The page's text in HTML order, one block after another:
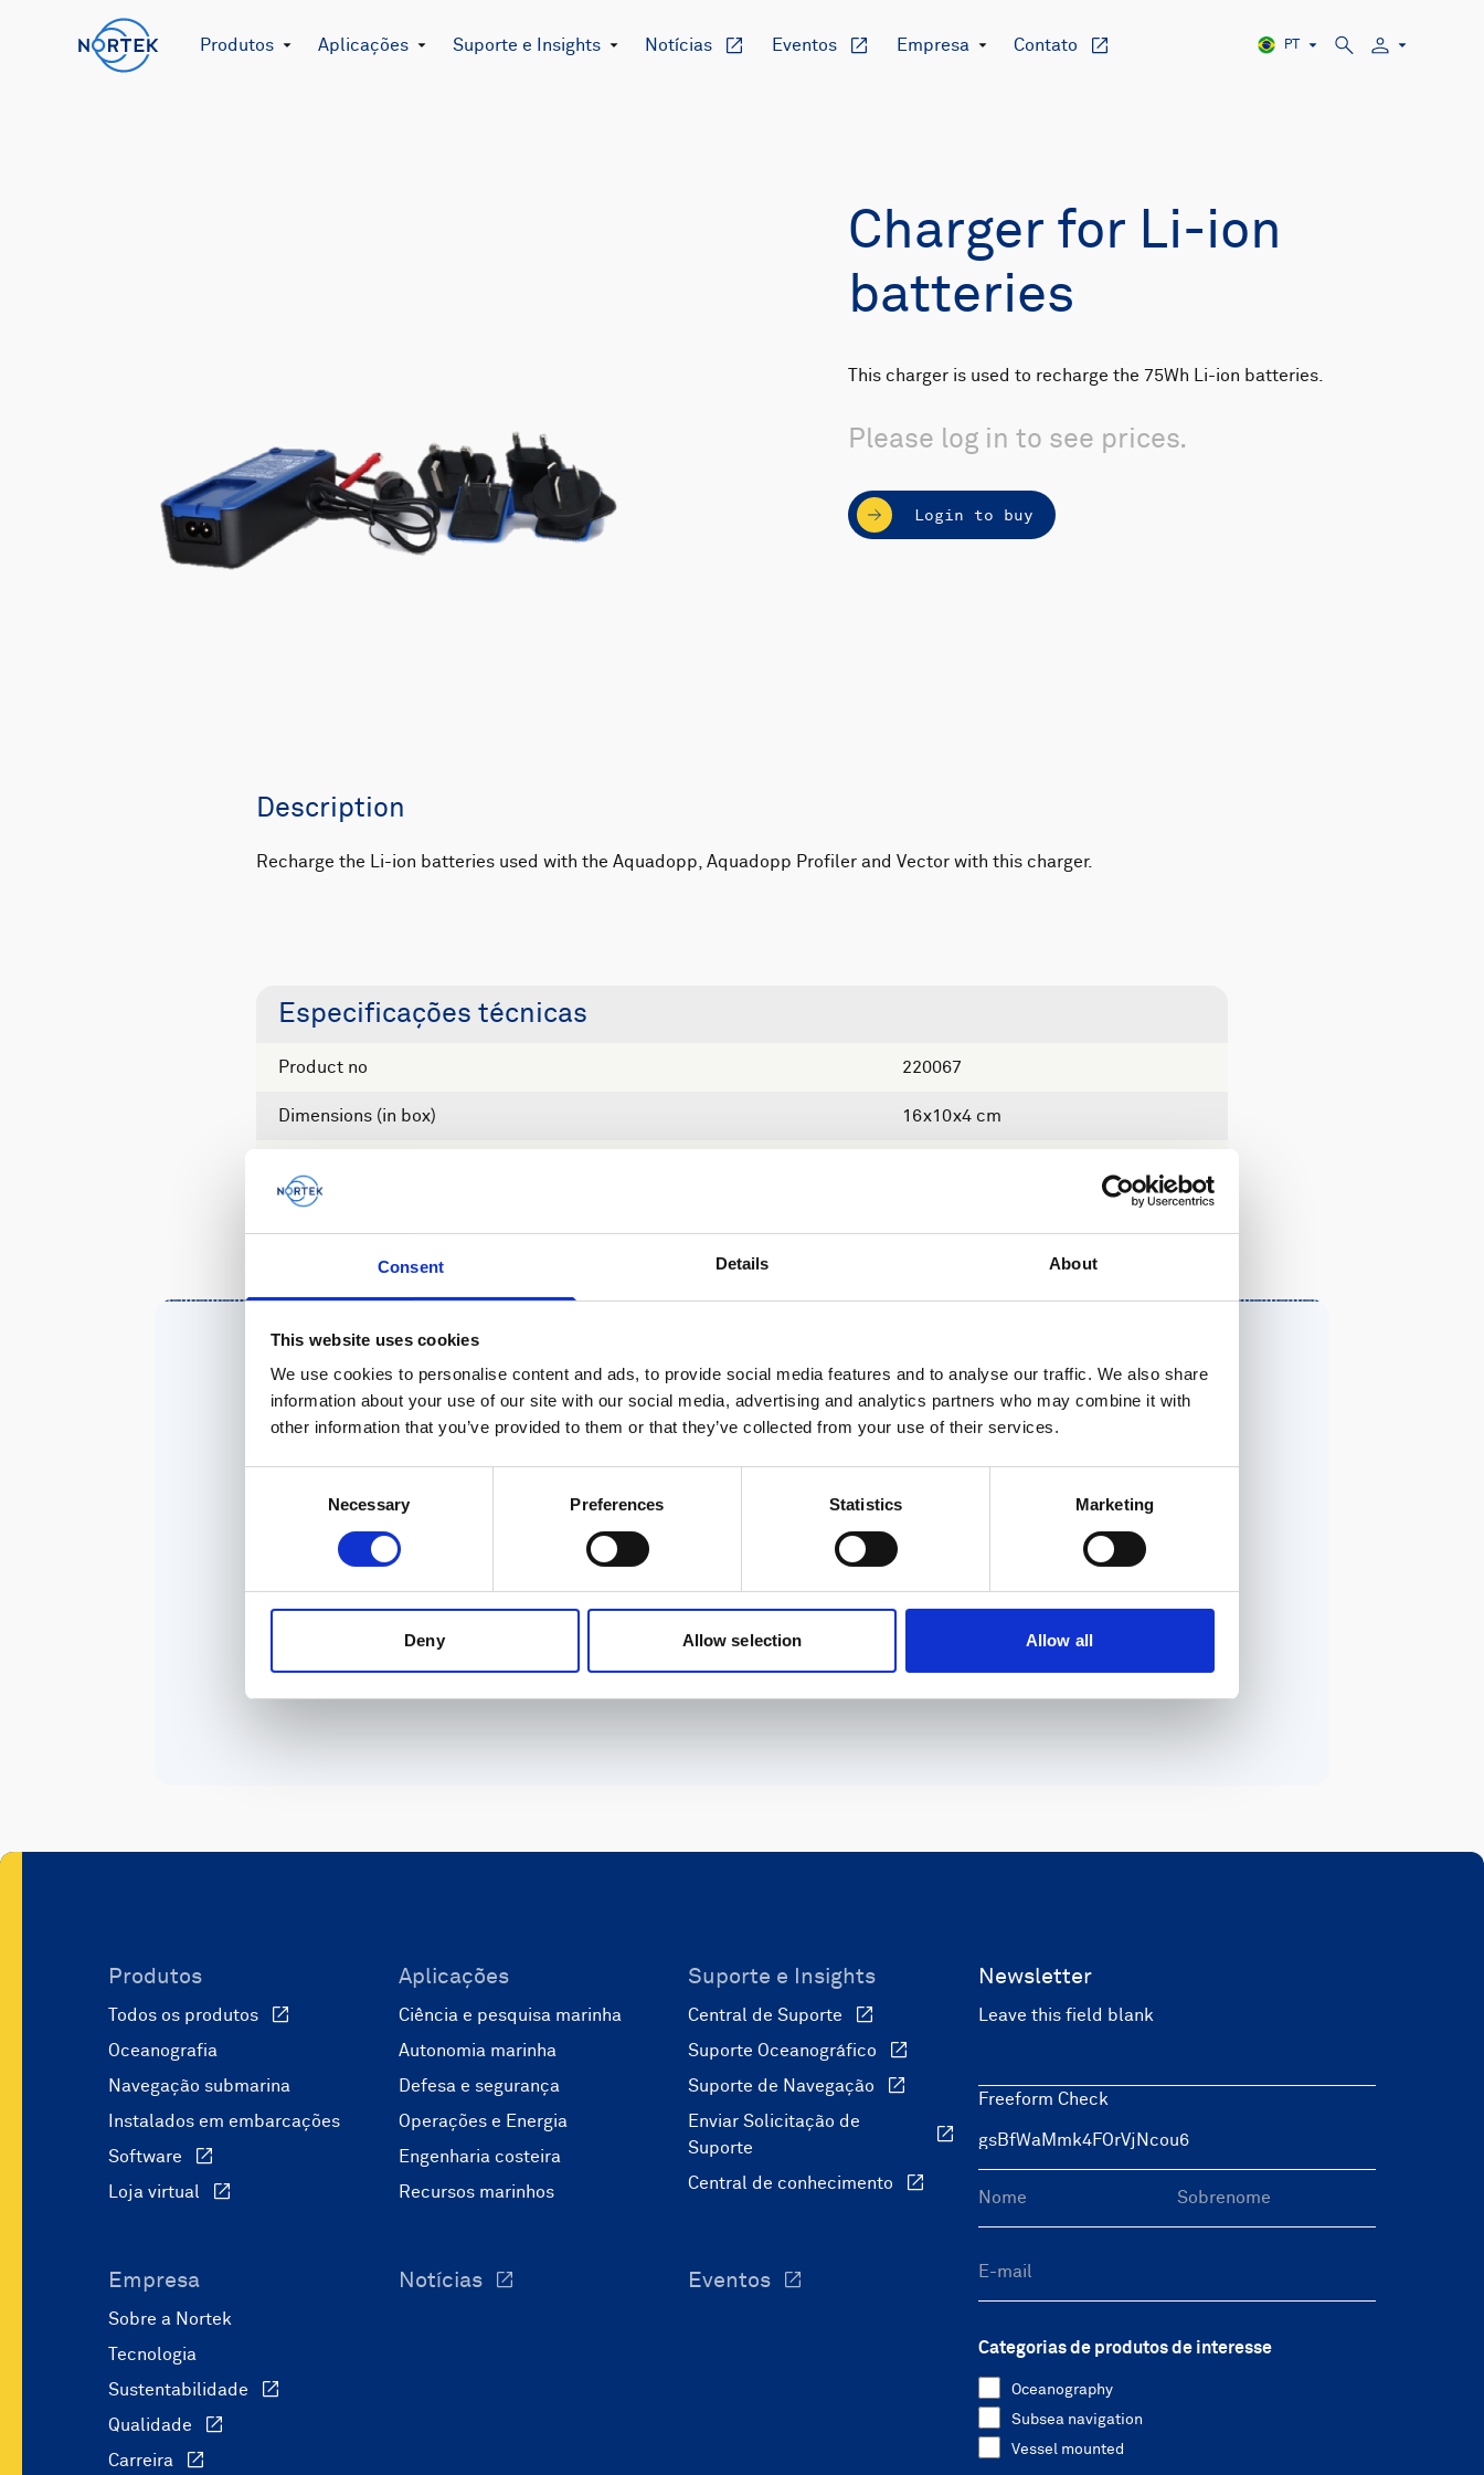
Consent Details About
This website uses cookies
We use cookies to personalise content and ads, to provide social media features and to analyse our traffic. We also share
information about your use of our site with our social media, advertising and analytics partners who may combine it with
other information that you’ve provided to them or that they’ve collected from your use of their services.
Necessary Preferences Statistics Marketing
Deny Allow selection Allow all
Produtos Aplicações Suporte e Insights Notícias Eventos Empresa Contato PT
Charger for Li-ion
batteries
This charger is used to recharge the 75Wh Li-ion batteries.
Please log in to see prices.
Login to buy
Description
Recharge the Li-ion batteries used with the Aquadopp, Aquadopp Profiler and Vector with this charger.
Especificações técnicas
Product no 220067
Dimensions (in box) 16x10x4 cm
Entre em contato conosco
Produtos
Todos os produtos
Oceanografia
Navegação submarina
Instalados em embarcações
Software
Loja virtual
Aplicações
Ciência e pesquisa marinha
Autonomia marinha
Defesa e segurança
Operações e Energia
Engenharia costeira
Recursos marinhos
Suporte e Insights
Central de Suporte
Suporte Oceanográfico
Suporte de Navegação
Enviar Solicitação de
Suporte
Central de conhecimento
Empresa
Sobre a Nortek
Tecnologia
Sustentabilidade
Qualidade
Carreira
Notícias Eventos
Newsletter
Leave this field blank
Freeform Check
Categorias de produtos de interesse
Oceanography
Subsea navigation
Vessel mounted